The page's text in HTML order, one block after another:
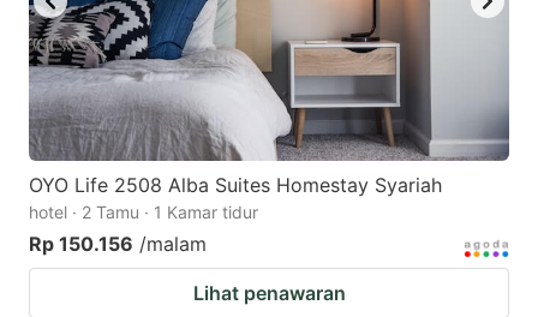
OYO Life 2508 Alba Suites Homestay Syariah
hotel · 2 Tamu · 1 Kamar tidur
Rp 150.156 /malam
Lihat penawaran